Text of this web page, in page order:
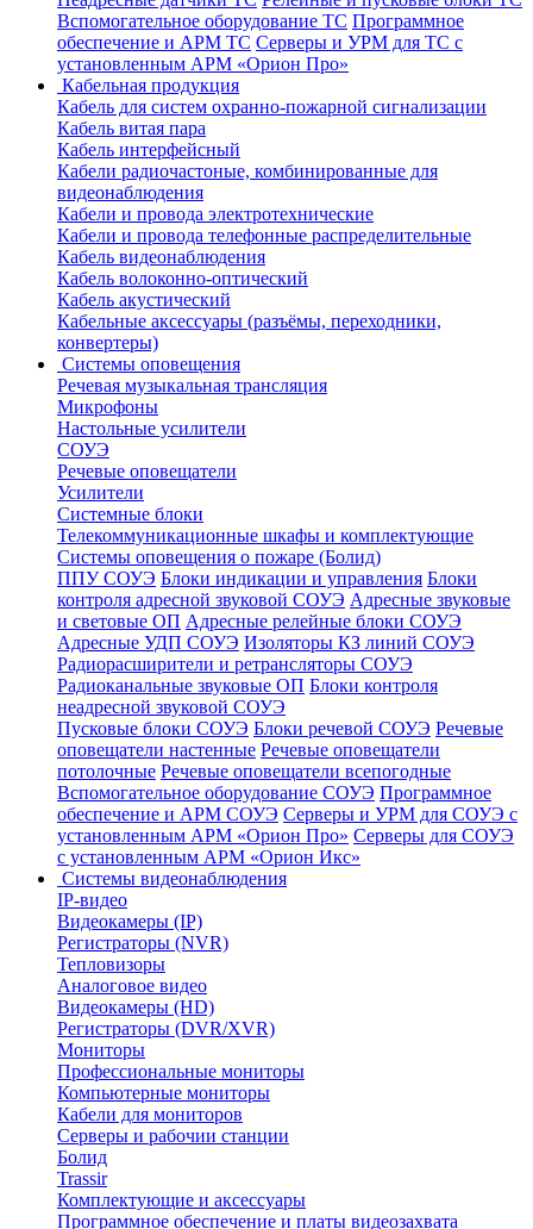
Вспомогательное оборудование ТС Программное
обеспечение и АРМ ТС Серверы и УРМ для ТС с
установленным АРМ «Орион Про»
Кабельная продукция
Кабель для систем охранно-пожарной сигнализации
Кабель витая пара
Кабель интерфейсный
Кабели радиочастоные, комбинированные для
видеонаблюдения
Кабели и провода электротехнические
Кабели и провода телефонные распределительные
Кабель видеонаблюдения
Кабель волоконно-оптический
Кабель акустический
Кабельные аксессуары (разъёмы, переходники,
конвертеры)
Системы оповещения
Речевая музыкальная трансляция
Микрофоны
Настольные усилители
СОУЭ
Речевые оповещатели
Усилители
Системные блоки
Телекоммуникационные шкафы и комплектующие
Системы оповещения о пожаре (Болид)
ППУ СОУЭ Блоки индикации и управления Блоки
контроля адресной звуковой СОУЭ Адресные звуковые
и световые ОП Адресные релейные блоки СОУЭ
Адресные УДП СОУЭ Изоляторы КЗ линий СОУЭ
Радиорасширители и ретрансляторы СОУЭ
Радиоканальные звуковые ОП Блоки контроля
неадресной звуковой СОУЭ
Пусковые блоки СОУЭ Блоки речевой СОУЭ Речевые
оповещатели настенные Речевые оповещатели
потолочные Речевые оповещатели всепогодные
Вспомогательное оборудование СОУЭ Программное
обеспечение и АРМ СОУЭ Серверы и УРМ для СОУЭ с
установленным АРМ «Орион Про» Серверы для СОУЭ
с установленным АРМ «Орион Икс»
Системы видеонаблюдения
IP-видео
Видеокамеры (IP)
Регистраторы (NVR)
Тепловизоры
Аналоговое видео
Видеокамеры (HD)
Регистраторы (DVR/XVR)
Мониторы
Профессиональные мониторы
Компьютерные мониторы
Кабели для мониторов
Серверы и рабочии станции
Болид
Trassir
Комплектующие и аксессуары
Программное обеспечение и платы видеозахвата